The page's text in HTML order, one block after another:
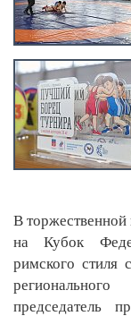
В торжественной
на Кубок
римского стиля
председатель